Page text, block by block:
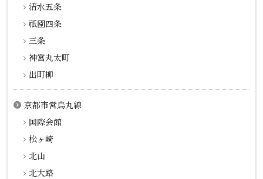
清水五条
祇園四条
三条
神宮丸太町
出町柳
京都市営烏丸線
国際会館
松ヶ崎
北山
北大路